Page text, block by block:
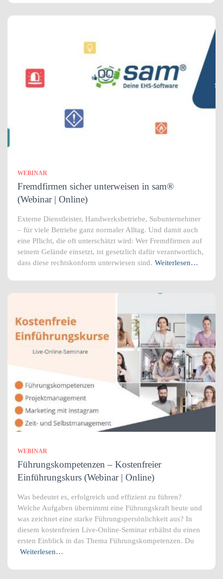
WEBINAR
Fremdfirmen sicher unterweisen in sam®
(Webinar | Online)
Externe Dienstleister, Handwerksbetriebe, Subunternehmer
– für viele Betriebe ganz normaler Alltag. Und damit auch
eine Pflicht, die oft unterschätzt wird: Wer Fremdfirmen auf
seinem Gelände einsetzt, ist gesetzlich dafür verantwortlich,
dass diese rechtskonform unterwiesen sind. Weiterlesen…
WEBINAR
Führungskompetenzen – Kostenfreier
Einführungskurs (Webinar | Online)
Was bedeutet es, erfolgreich und effizient zu führen?
Welche Aufgaben übernimmt eine Führungskraft heute und
was zeichnet eine starke Führungspersönlichkeit aus? In
diesem kostenfreien Live-Online-Seminar erhältst du einen
ersten Einblick in das Thema Führungskompetenzen. Du
Weiterlesen…